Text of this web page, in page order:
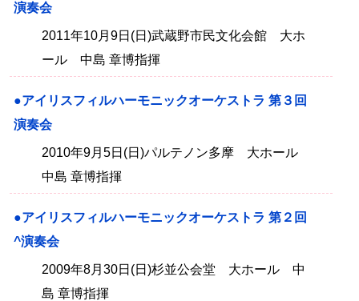
演奏会
2011年10月9日(日)武蔵野市民文化会館 大ホ
ール 中島 章博指揮
●アイリスフィルハーモニックオーケストラ 第３回
演奏会
2010年9月5日(日)パルテノン多摩 大ホール
中島 章博指揮
●アイリスフィルハーモニックオーケストラ 第２回
^演奏会
2009年8月30日(日)杉並公会堂 大ホール 中
島 章博指揮